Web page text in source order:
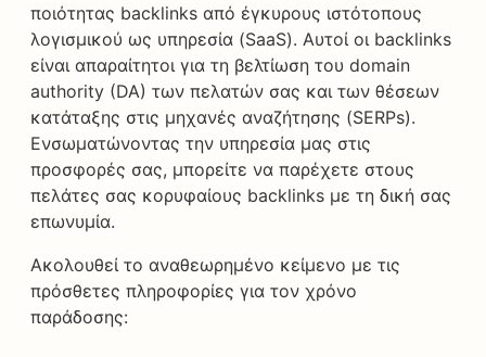
ποιότητας backlinks από έγκυρους ιστότοπους
λογισμικού ως υπηρεσία (SaaS). Αυτοί οι backlinks
είναι απαραίτητοι για τη βελτίωση του domain
authority (DA) των πελατών σας και των θέσεων
κατάταξης στις μηχανές αναζήτησης (SERPs).
Ενσωματώνοντας την υπηρεσία μας στις
προσφορές σας, μπορείτε να παρέχετε στους
πελάτες σας κορυφαίους backlinks με τη δική σας
επωνυμία.
Ακολουθεί το αναθεωρημένο κείμενο με τις
πρόσθετες πληροφορίες για τον χρόνο
παράδοσης: